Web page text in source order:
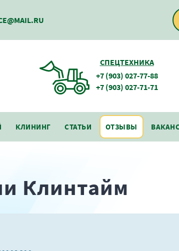
СПЕЦТЕХНИКА
+7 (903) 027-77-88
+7 (903) 027-71-71
КЛИНИНГ СТАТЬИ ОТЗЫВЫ
Клинтайм